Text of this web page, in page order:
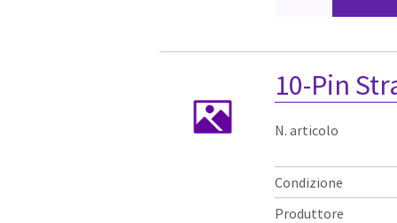
10-Pin
N. articolo
Condizione
Produttore